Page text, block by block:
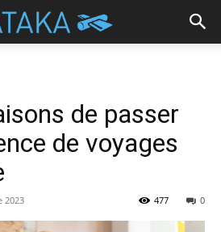
de passer
de voyages
2023 0
477